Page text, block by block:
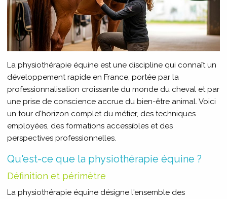
La physiothérapie équine est une discipline qui connaît un
développement rapide en France, portée par la
professionnalisation croissante du monde du cheval et par
une prise de conscience accrue du bien-être animal. Voici
un tour d'horizon complet du métier, des techniques
employées, des formations accessibles et des
perspectives professionnelles.
Qu'est-ce que la physiothérapie équine ?
Définition et périmètre
La physiothérapie équine désigne l'ensemble des